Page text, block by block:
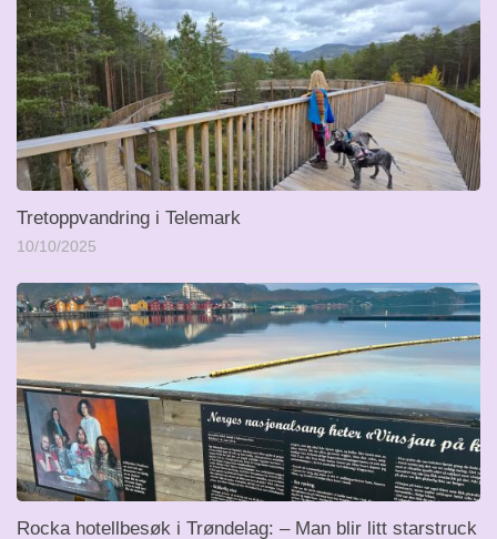
Tretoppvandring i Telemark
10/10/2025
Rocka hotellbesøk i Trøndelag: – Man blir litt starstruck